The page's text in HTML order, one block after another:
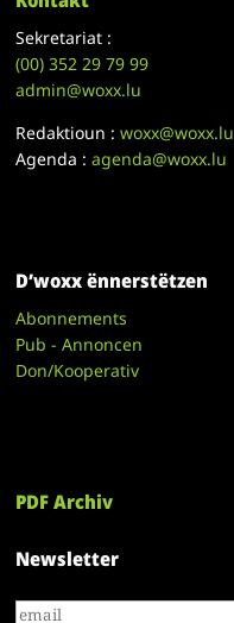
Sekretariat :
(00)352 29 79 99
admin@woxx.lu
Redaktioun :woxx@woxx.lu
Agenda :agenda@woxx.lu
D’woxx ënnerstëtzen
Abonnements
Pub - Annoncen
Don/Kooperativ
PDF Archiv
Newsletter